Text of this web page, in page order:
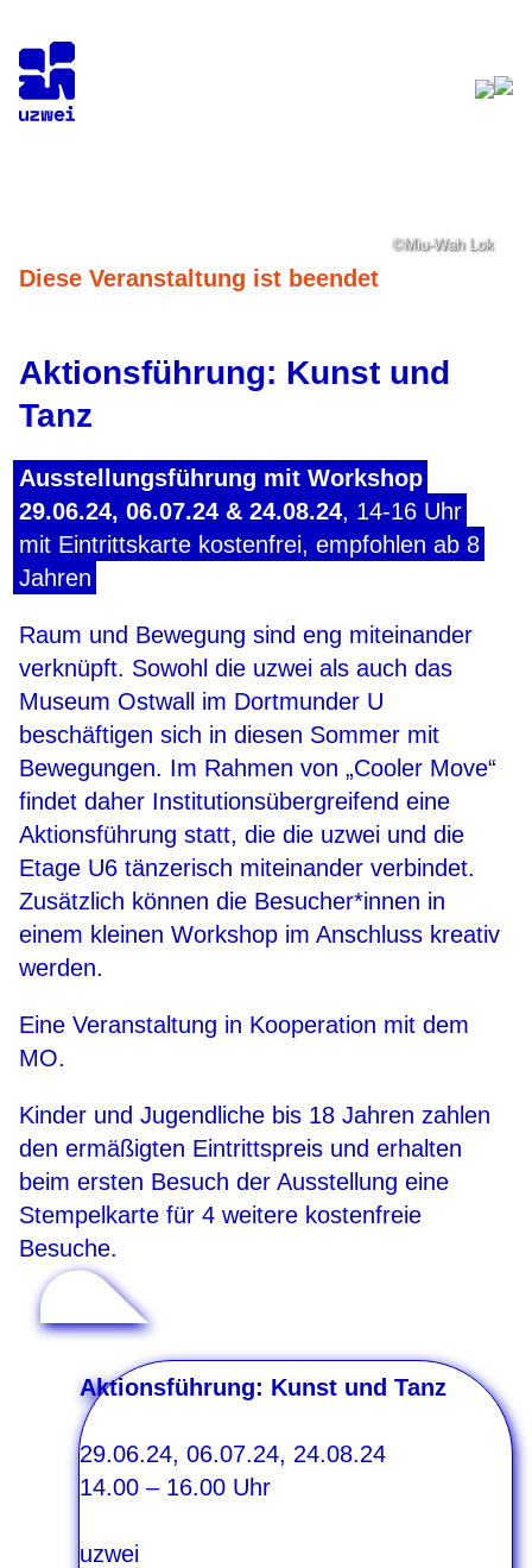
content
©Miu-Wah Lok
Diese Veranstaltung ist beendet
Aktionsführung: Kunst und
Tanz
Ausstellungsführung mit Workshop
29.06.24, 06.07.24 & 24.08.24, 14-16 Uhr
mit Eintrittskarte kostenfrei, empfohlen ab 8
Jahren
Raum und Bewegung sind eng miteinander
verknüpft. Sowohl die uzwei als auch das
Museum Ostwall im Dortmunder U
beschäftigen sich in diesen Sommer mit
Bewegungen. Im Rahmen von „Cooler Move“
findet daher Institutionsübergreifend eine
Aktionsführung statt, die die uzwei und die
Etage U6 tänzerisch miteinander verbindet.
Zusätzlich können die Besucher*innen in
einem kleinen Workshop im Anschluss kreativ
werden.
Eine Veranstaltung in Kooperation mit dem
MO.
Kinder und Jugendliche bis 18 Jahren zahlen
den ermäßigten Eintrittspreis und erhalten
beim ersten Besuch der Ausstellung eine
Stempelkarte für 4 weitere kostenfreie
Besuche.
Aktionsführung: Kunst und Tanz
29.06.24, 06.07.24, 24.08.24
14.00 – 16.00 Uhr
uzwei